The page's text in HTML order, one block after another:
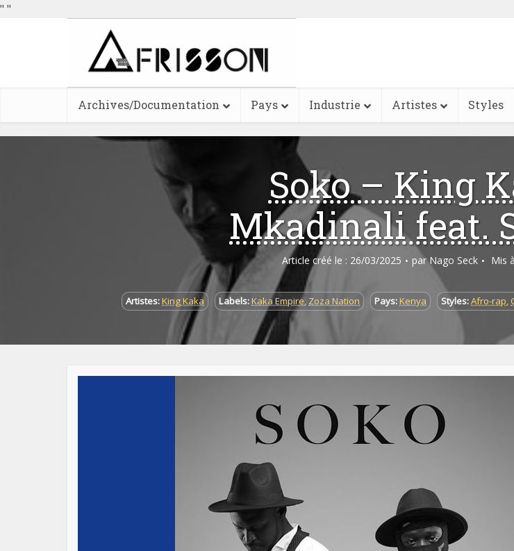
" "
Archives/Documentation Pays Industrie Artistes Styles
Soko – King
Mkadinali feat.
Article créé le : 26/03/2025 par Nago Seck Mis
Artistes:King Kaka Labels:Kaka Empire, Zoza Nation Pays: Kenya Styles:Afro-rap,